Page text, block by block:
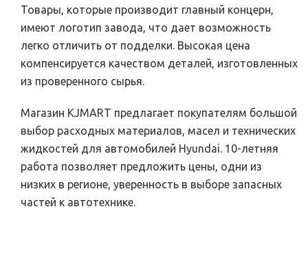
Товары, которые производит главный концерн,
имеют логотип завода, что дает возможность
легко отличить от подделки. Высокая цена
компенсируется качеством деталей, изготовленных
из проверенного сырья.
Магазин KJMART предлагает покупателям большой
выбор расходных материалов, масел и технических
жидкостей для автомобилей Hyundai. 10-летняя
работа позволяет предложить цены, одни из
низких в регионе, уверенность в выборе запасных
частей к автотехнике.